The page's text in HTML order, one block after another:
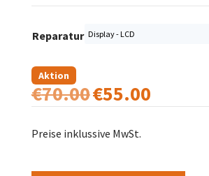
Reparatur
Aktion
€70.00 Ursprünglicher
war:
€55.00Aktueller
Preise inklussive MwSt.